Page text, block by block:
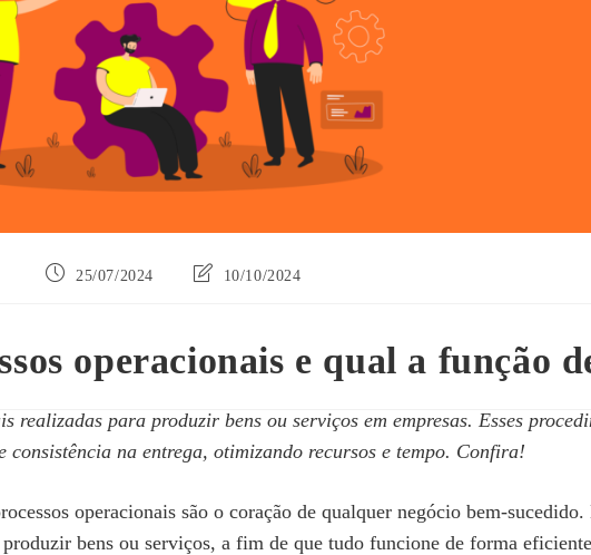
Post 25/07/2024
Última10/10/2024
operacionais e qual a função
realizadas para produzir bens ou serviços em empresas. Esses
consistência na entrega, otimizando recursos e tempo. Confira!
operacionais são o coração de qualquer negócio bem-sucedido.
bens ou serviços, a fim de que tudo funcione de forma